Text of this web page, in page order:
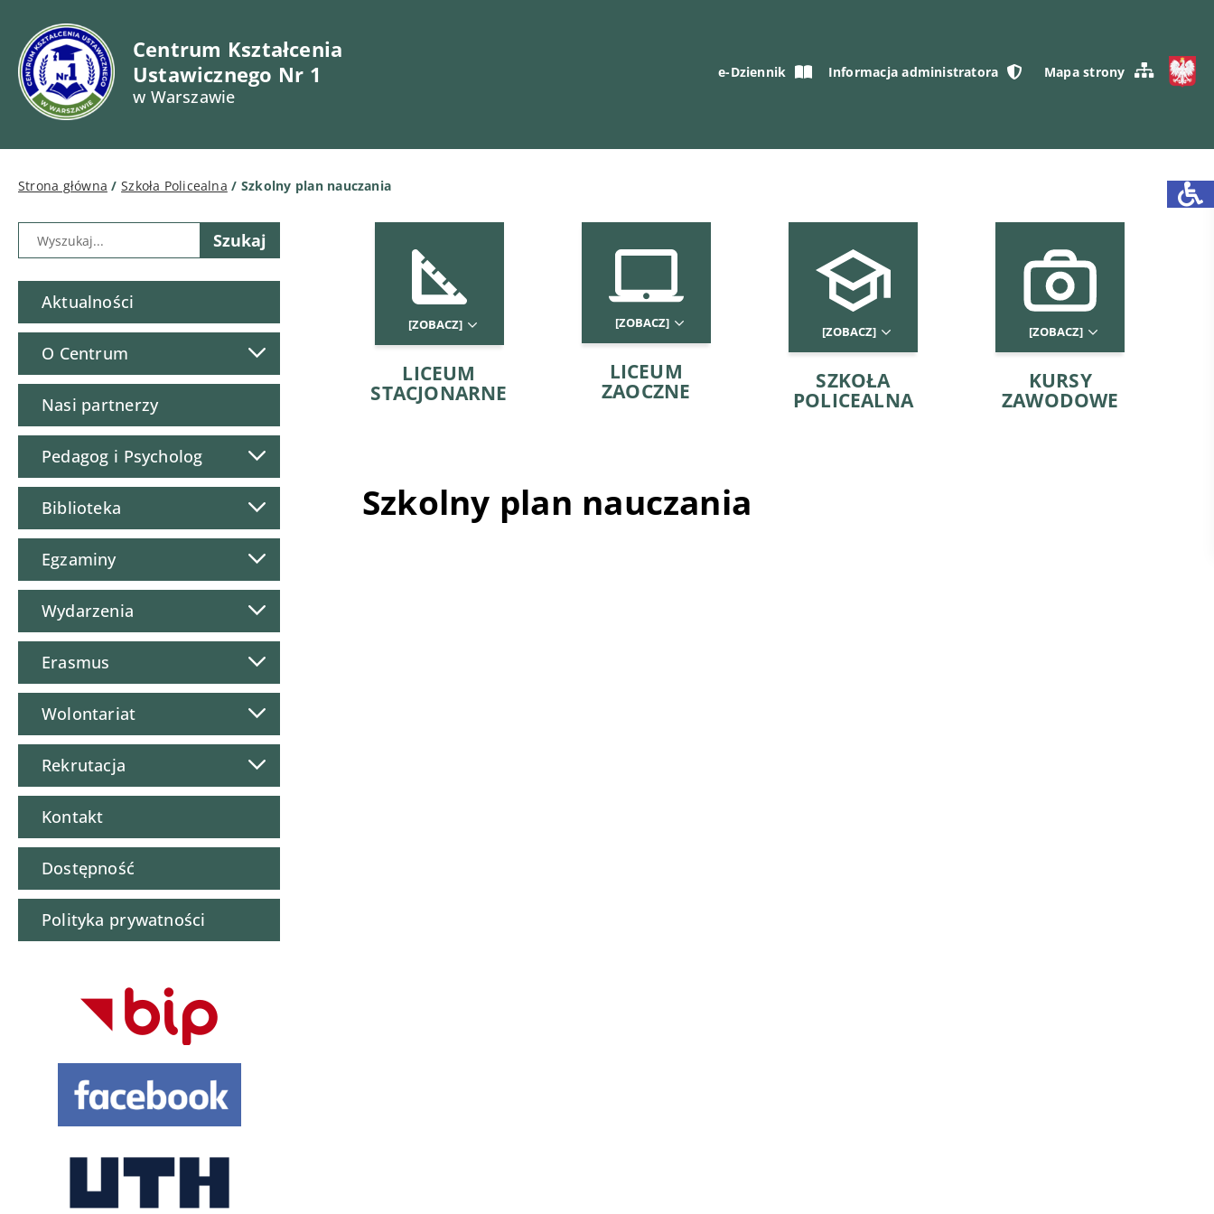
Centrum Kształcenia
Ustawicznego Nr 1
w Warszawie
e-Dziennik Informacja administratora Mapa strony
Strona główna /Szkoła Policealna / Szkolny plan nauczania
Aktualności
O Centrum
Nasi partnerzy
Pedagog i Psycholog
Biblioteka
Egzaminy
Wydarzenia
Erasmus
Wolontariat
Rekrutacja
Kontakt
Dostępność
Polityka prywatności
[ZOBACZ]
LICEUM
STACJONARNE
[ZOBACZ]
LICEUM
ZAOCZNE
[ZOBACZ]
SZKOŁA
POLICEALNA
[ZOBACZ]
KURSY
ZAWODOWE
Szkolny plan nauczania